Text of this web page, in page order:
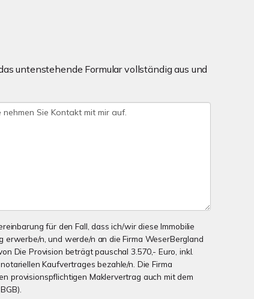
untenstehende Formular vollständig aus und
für den Fall, dass ich/wir diese Immobilie
erwerbe/n, und werde/n an die Firma WeserBergland
Die Provision beträgt pauschal 3.570,- Euro, inkl.
Kaufvertrages bezahle/n. Die Firma
provisionspflichtigen Maklervertrag auch mit dem